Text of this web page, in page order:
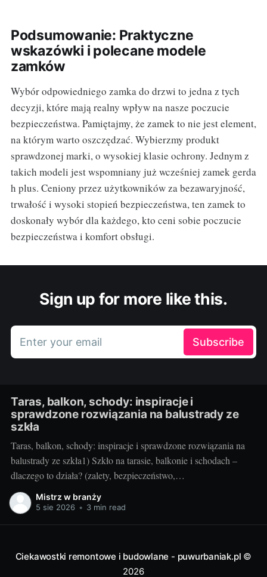
Podsumowanie: Praktyczne
wskazówki i polecane modele
zamków
Wybór odpowiedniego zamka do drzwi to jedna z tych
decyzji, które mają realny wpływ na nasze poczucie
bezpieczeństwa. Pamiętajmy, że zamek to nie jest element,
na którym warto oszczędzać. Wybierzmy produkt
sprawdzonej marki, o wysokiej klasie ochrony. Jednym z
takich modeli jest wspomniany już wcześniej zamek gerda
h plus. Ceniony przez użytkowników za bezawaryjność,
trwałość i wysoki stopień bezpieczeństwa, ten zamek to
doskonały wybór dla każdego, kto ceni sobie poczucie
bezpieczeństwa i komfort obsługi.
Sign up for more like this.
Enter your email Subscribe
Taras, balkon, schody: inspiracje i
sprawdzone rozwiązania na balustrady ze
szkła
Taras, balkon, schody: inspiracje i sprawdzone rozwiązania na
balustrady ze szkła1) Szkło na tarasie, balkonie i schodach –
dlaczego to działa? (zalety, bezpieczeństwo,
inspiracje)Balustrady szklane to przepis na lekką, jasną i
elegancką przestrzeń. Na tarasie i balkonie nie odcinają widoku,
Mistrz w branży
5 sie 2026 • 3 min read
Ciekawostki remontowe i budowlane - puwurbaniak.pl ©
2026